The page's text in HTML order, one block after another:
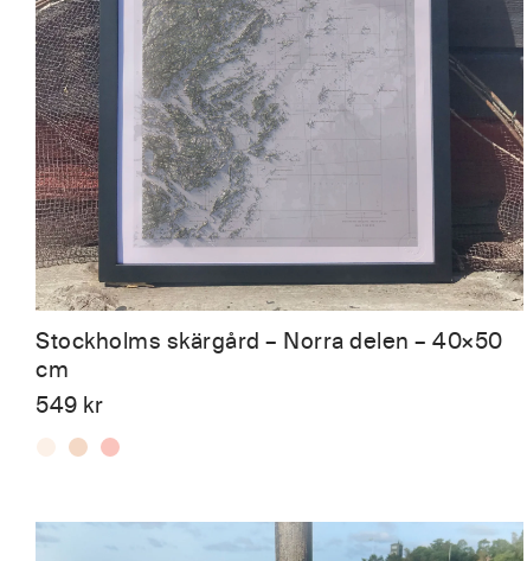
Stockholms skärgård – Norra delen – 40×50
cm
549 kr